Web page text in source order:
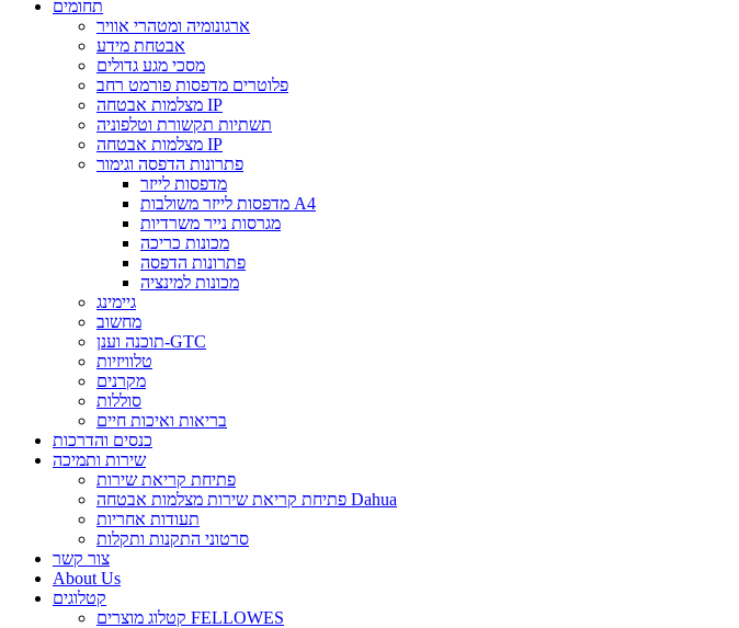
תחומים
ארגונומיה ומטהרי אוויר
אבטחת מידע
מסכי מגע גדולים
פלוטרים מדפסות פורמט רחב
מצלמות אבטחה IP
תשתיות תקשורת וטלפוניה
מצלמות אבטחה IP
פתרונות הדפסה וגימור
מדפסות לייזר
מדפסות לייזר משולבות A4
מגרסות נייר משרדיות
מכונות כריכה
פתרונות הדפסה
מכונות למינציה
גיימינג
מחשוב
תוכנה וענן-GTC
טלוויזיות
מקרנים
סוללות
בריאות ואיכות חיים
כנסים והדרכות
שירות ותמיכה
פתיחת קריאת שירות
פתיחת קריאת שירות מצלמות אבטחה Dahua
תעודות אחריות
סרטוני התקנות ותקלות
צור קשר
About Us
קטלוגים
קטלוג מוצרים FELLOWES